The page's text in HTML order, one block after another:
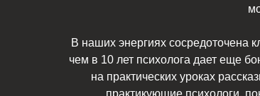
В наших энергиях сосредоточена
чем в 10 лет психолога дает еще
на практических уроках
практикующие психологи,